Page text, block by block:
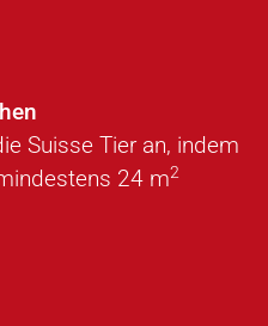
Suisse Tier an, indem
24 m2